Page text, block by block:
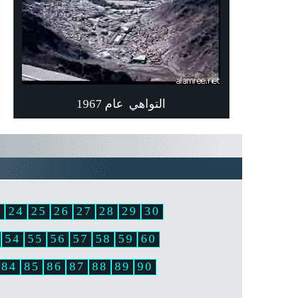
التواهي عام 1967
24 25 26 27 28 29 30
54 55 56 57 58 59 60
84 85 86 87 88 89 90